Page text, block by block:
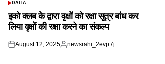
POSTED
DATIA
इको क्लब के द्वारा वृक्षों को रक्षा सूत्र बांध कर
लिया वृक्षों की रक्षा करने का संकल्प
Posted
August 12, 2025
Posted
newsrahi_2evp7j